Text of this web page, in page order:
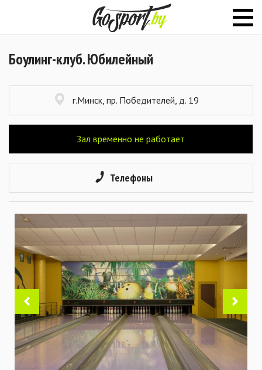
Боулинг-клуб. Юбилейный
г.Минск, пр. Победителей, д. 19
Зал временно не работает
Телефоны